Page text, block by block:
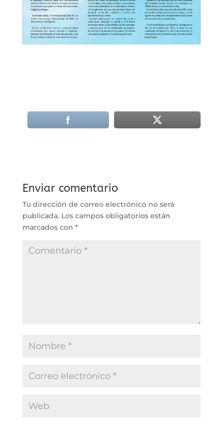
Enviar comentario
Tu dirección de correo electrónico no será
publicada. Los campos obligatorios están
marcados con *